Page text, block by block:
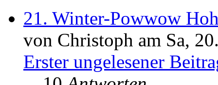
21. Winter-Powwow
von Christoph am Sa,
Erster ungelesener